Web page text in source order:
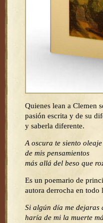
Quienes lean a Clemen
pasión escrita y de su
y saberla diferente.
A oscura te siento oleaje
de mis pensamientos
más allá del beso que
Es un poemario de
autora derrocha en todo
Si algún día me dejaras
haría de mi la muerte